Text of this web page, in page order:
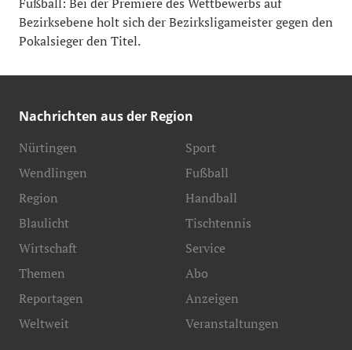
Fußball: Bei der Premiere des Wettbewerbs auf
Bezirksebene holt sich der Bezirksligameister gegen den
Pokalsieger den Titel.
Nachrichten aus der Region
Nürtingen
Wendlingen
Region
Blaulicht
Sport
Fußball
Handball
Tischtennis
Wirtschaft
Themen
Reportagen
Weltweit
Service
Abo
Anzeigen
Veranstaltungen